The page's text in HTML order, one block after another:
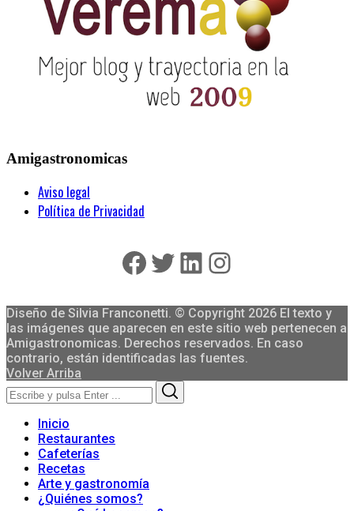
Amigastronomicas
Aviso legal
Política de Privacidad
Facebook
Twitter
LinkedIn
Instagram
Diseño de Silvia Franconetti. © Copyright 2026 El texto y
las imágenes que aparecen en este sitio web pertenecen a
Amigastronomicas. Derechos reservados. En caso
contrario, están identificadas las fuentes.
Volver Arriba
Search
for:
Inicio
Restaurantes
Cafeterías
Recetas
Arte y gastronomía
¿Quiénes somos?